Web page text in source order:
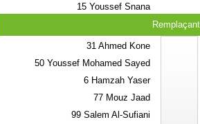
15Youssef Snana
31Ahmed Kone
50Youssef Mohamed Sayed
6Hamzah Yaser
77Mouz Jaad
99Salem Al-Sufiani